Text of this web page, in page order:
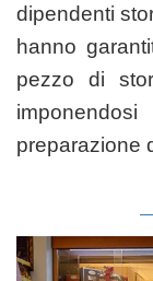
dipendenti
hanno
pezzo di
preparazione